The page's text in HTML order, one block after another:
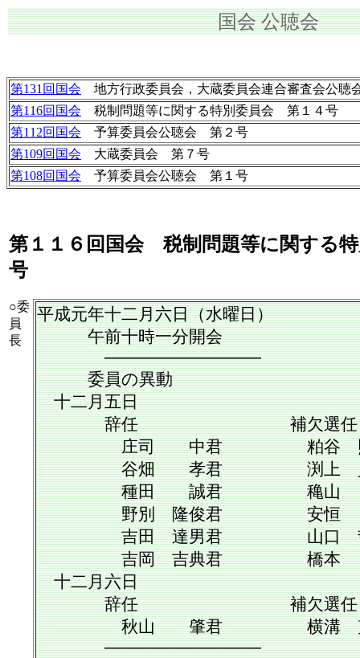
国会 公聴会
第131回国会 地方行政委員会，大蔵委員会連合審査会公
第116回国会 税制問題等に関する特別委員会 第１４号
第112回国会 予算委員会公聴会 第２号
第109回国会 大蔵委員会 第７号
第108回国会 予算委員会公聴会 第１号
第１１６回国会 税制問題等に関する
号
平成元年十二月六日（水曜日）
午前十時一分開会
─────────────
委員の異動
十二月五日
辞任 補欠選任
庄司 中君 粕谷 照
谷畑 孝君 渕上 貞
種田 誠君 穐山
野別 隆俊君 安恒 良
吉田 達男君 山口 哲
吉岡 吉典君 橋本
十二月六日
辞任 補欠選任
秋山 肇君 横溝 克
─────────────
○委
員
長